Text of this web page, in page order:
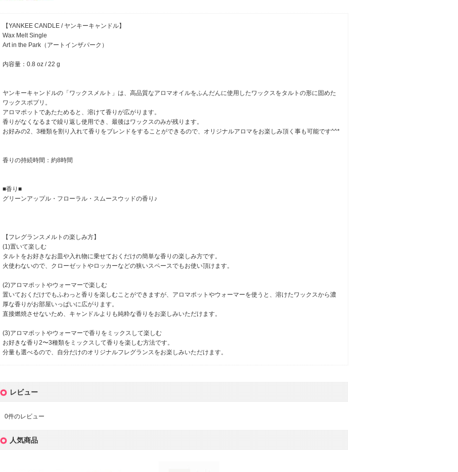
【YANKEE CANDLE / ヤンキーキャンドル】
Wax Melt Single
Art in the Park（アートインザパーク）
内容量：0.8 oz / 22 g
ヤンキーキャンドルの「ワックスメルト」は、高品質なアロマオイルをふんだんに使用したワックスをタルトの形に固めた
ワックスポプリ。
アロマポットであたためると、溶けて香りが広がります。
香りがなくなるまで繰り返し使用でき、最後はワックスのみが残ります。
お好みの2、3種類を割り入れて香りをブレンドをすることができるので、オリジナルアロマをお楽しみ頂く事も可能です^^*
香りの持続時間：約8時間
■香り■
グリーンアップル・フローラル・スムースウッドの香り♪
【フレグランスメルトの楽しみ方】
(1)置いて楽しむ
タルトをお好きなお皿や入れ物に乗せておくだけの簡単な香りの楽しみ方です。
火使わないので、クローゼットやロッカーなどの狭いスペースでもお使い頂けます。
(2)アロマポットやウォーマーで楽しむ
置いておくだけでもふわっと香りを楽しむことができますが、アロマポットやウォーマーを使うと、溶けたワックスから濃
厚な香りがお部屋いっぱいに広がります。
直接燃焼させないため、キャンドルよりも純粋な香りをお楽しみいただけます。
(3)アロマポットやウォーマーで香りをミックスして楽しむ
お好きな香り2〜3種類をミックスして香りを楽しむ方法です。
分量も選べるので、自分だけのオリジナルフレグランスをお楽しみいただけます。
レビュー
0件のレビュー
人気商品